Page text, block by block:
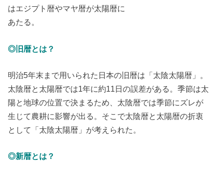
はエジプト暦やマヤ暦が太陽暦に
あたる。
◎旧暦とは？
明治5年末まで用いられた日本の旧暦は「太陰太陽暦」。
太陰暦と太陽暦では1年に約11日の誤差がある。季節は太
陽と地球の位置で決まるため、太陰暦では季節にズレが
生じて農耕に影響が出る。そこで太陰暦と太陽暦の折衷
として「太陰太陽暦」が考えられた。
◎新暦とは？